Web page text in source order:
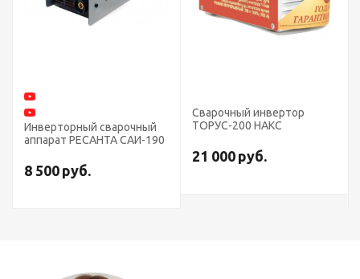
Инверторный сварочный
аппарат РЕСАНТА САИ-190
8 500 руб.
Сварочный инвертор
ТОРУС-200 НАКС
21 000 руб.